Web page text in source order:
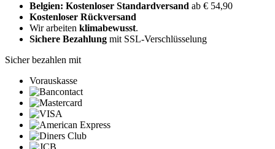
Belgien: Kostenloser Standardversand ab € 54,90
Kostenloser Rückversand
Wir arbeiten klimabewusst.
Sichere Bezahlung mit SSL-Verschlüsselung
Sicher bezahlen mit
Vorauskasse